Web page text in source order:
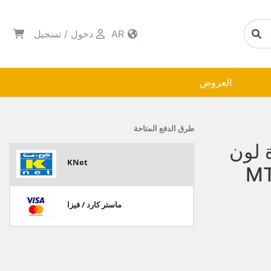
دخول / تسجيل
العروض
لون
طرق الدفع المتاحة
KNet
ماستر كارد / فيزا